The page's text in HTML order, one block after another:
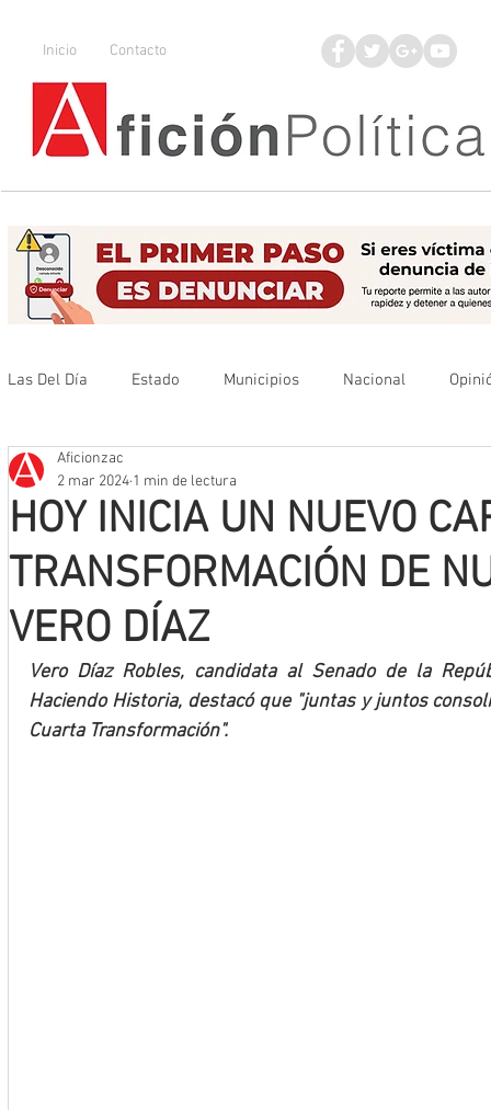
Inicio Contacto
Las Del Día Estado Municipios Nacional
Que no se olvide
Mineros LNBP
HOY INICIA UN NUEVO
TRANSFORMACIÓN DE
VERO DÍAZ
Aficionzac
2 mar 2024 1 min de lectura
Vero Díaz Robles, candidata al Senado de la
Haciendo Historia, destacó que "juntas y juntos
Cuarta Transformación".